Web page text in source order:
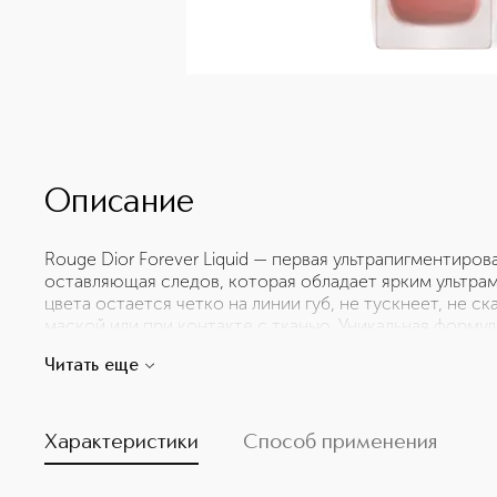
Описание
Rouge Dior Forever Liquid — первая
оставляющая следов, которая обладает ярким
цвета остается четко на линии губ, не тускнеет, не
маской или при контакте с тканью. Уникальная
практически не чувствуется на губах и не оставляет
сохраняя при этом ощущение комфорта, с какими бы
ни приходилось сталкиваться.
Читать еще
Характеристики Способ применения